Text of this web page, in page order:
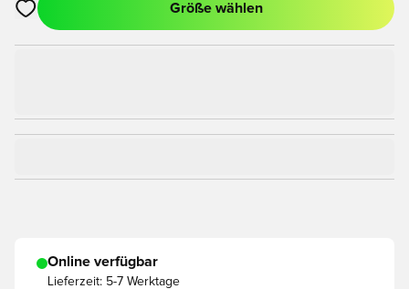
Öffnet ein Fenster zum Anmelden oder Registrieren als
Größe wählen
Online verfügbar
Lieferzeit: 5-7 Werktage